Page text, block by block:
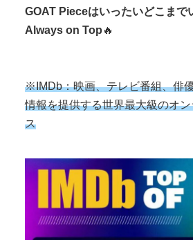
GOAT Pieceはいったいどこまで
Always on Top 🔥
※IMDb：映画、テレビ番組、俳
情報を提供する世界最大級のオ
ス